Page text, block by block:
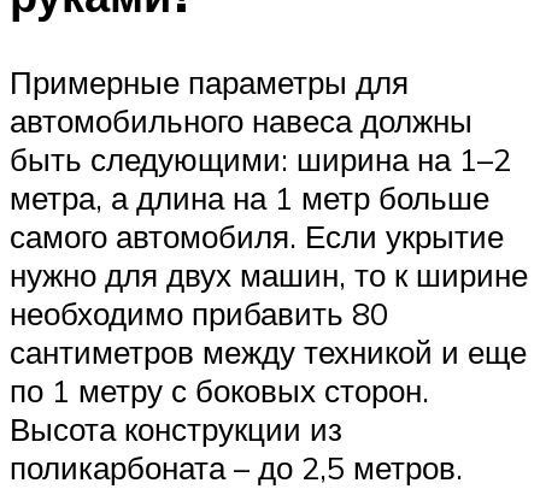
Примерные параметры для
автомобильного навеса должны
быть следующими: ширина на 1–2
метра, а длина на 1 метр больше
самого автомобиля. Если укрытие
нужно для двух машин, то к ширине
необходимо прибавить 80
сантиметров между техникой и еще
по 1 метру с боковых сторон.
Высота конструкции из
поликарбоната – до 2,5 метров.